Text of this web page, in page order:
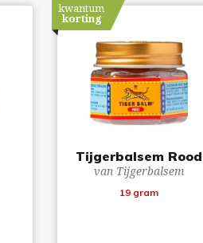
Tijgerbalsem Rood
van Tijgerbalsem
19 gram
kwantum
korting